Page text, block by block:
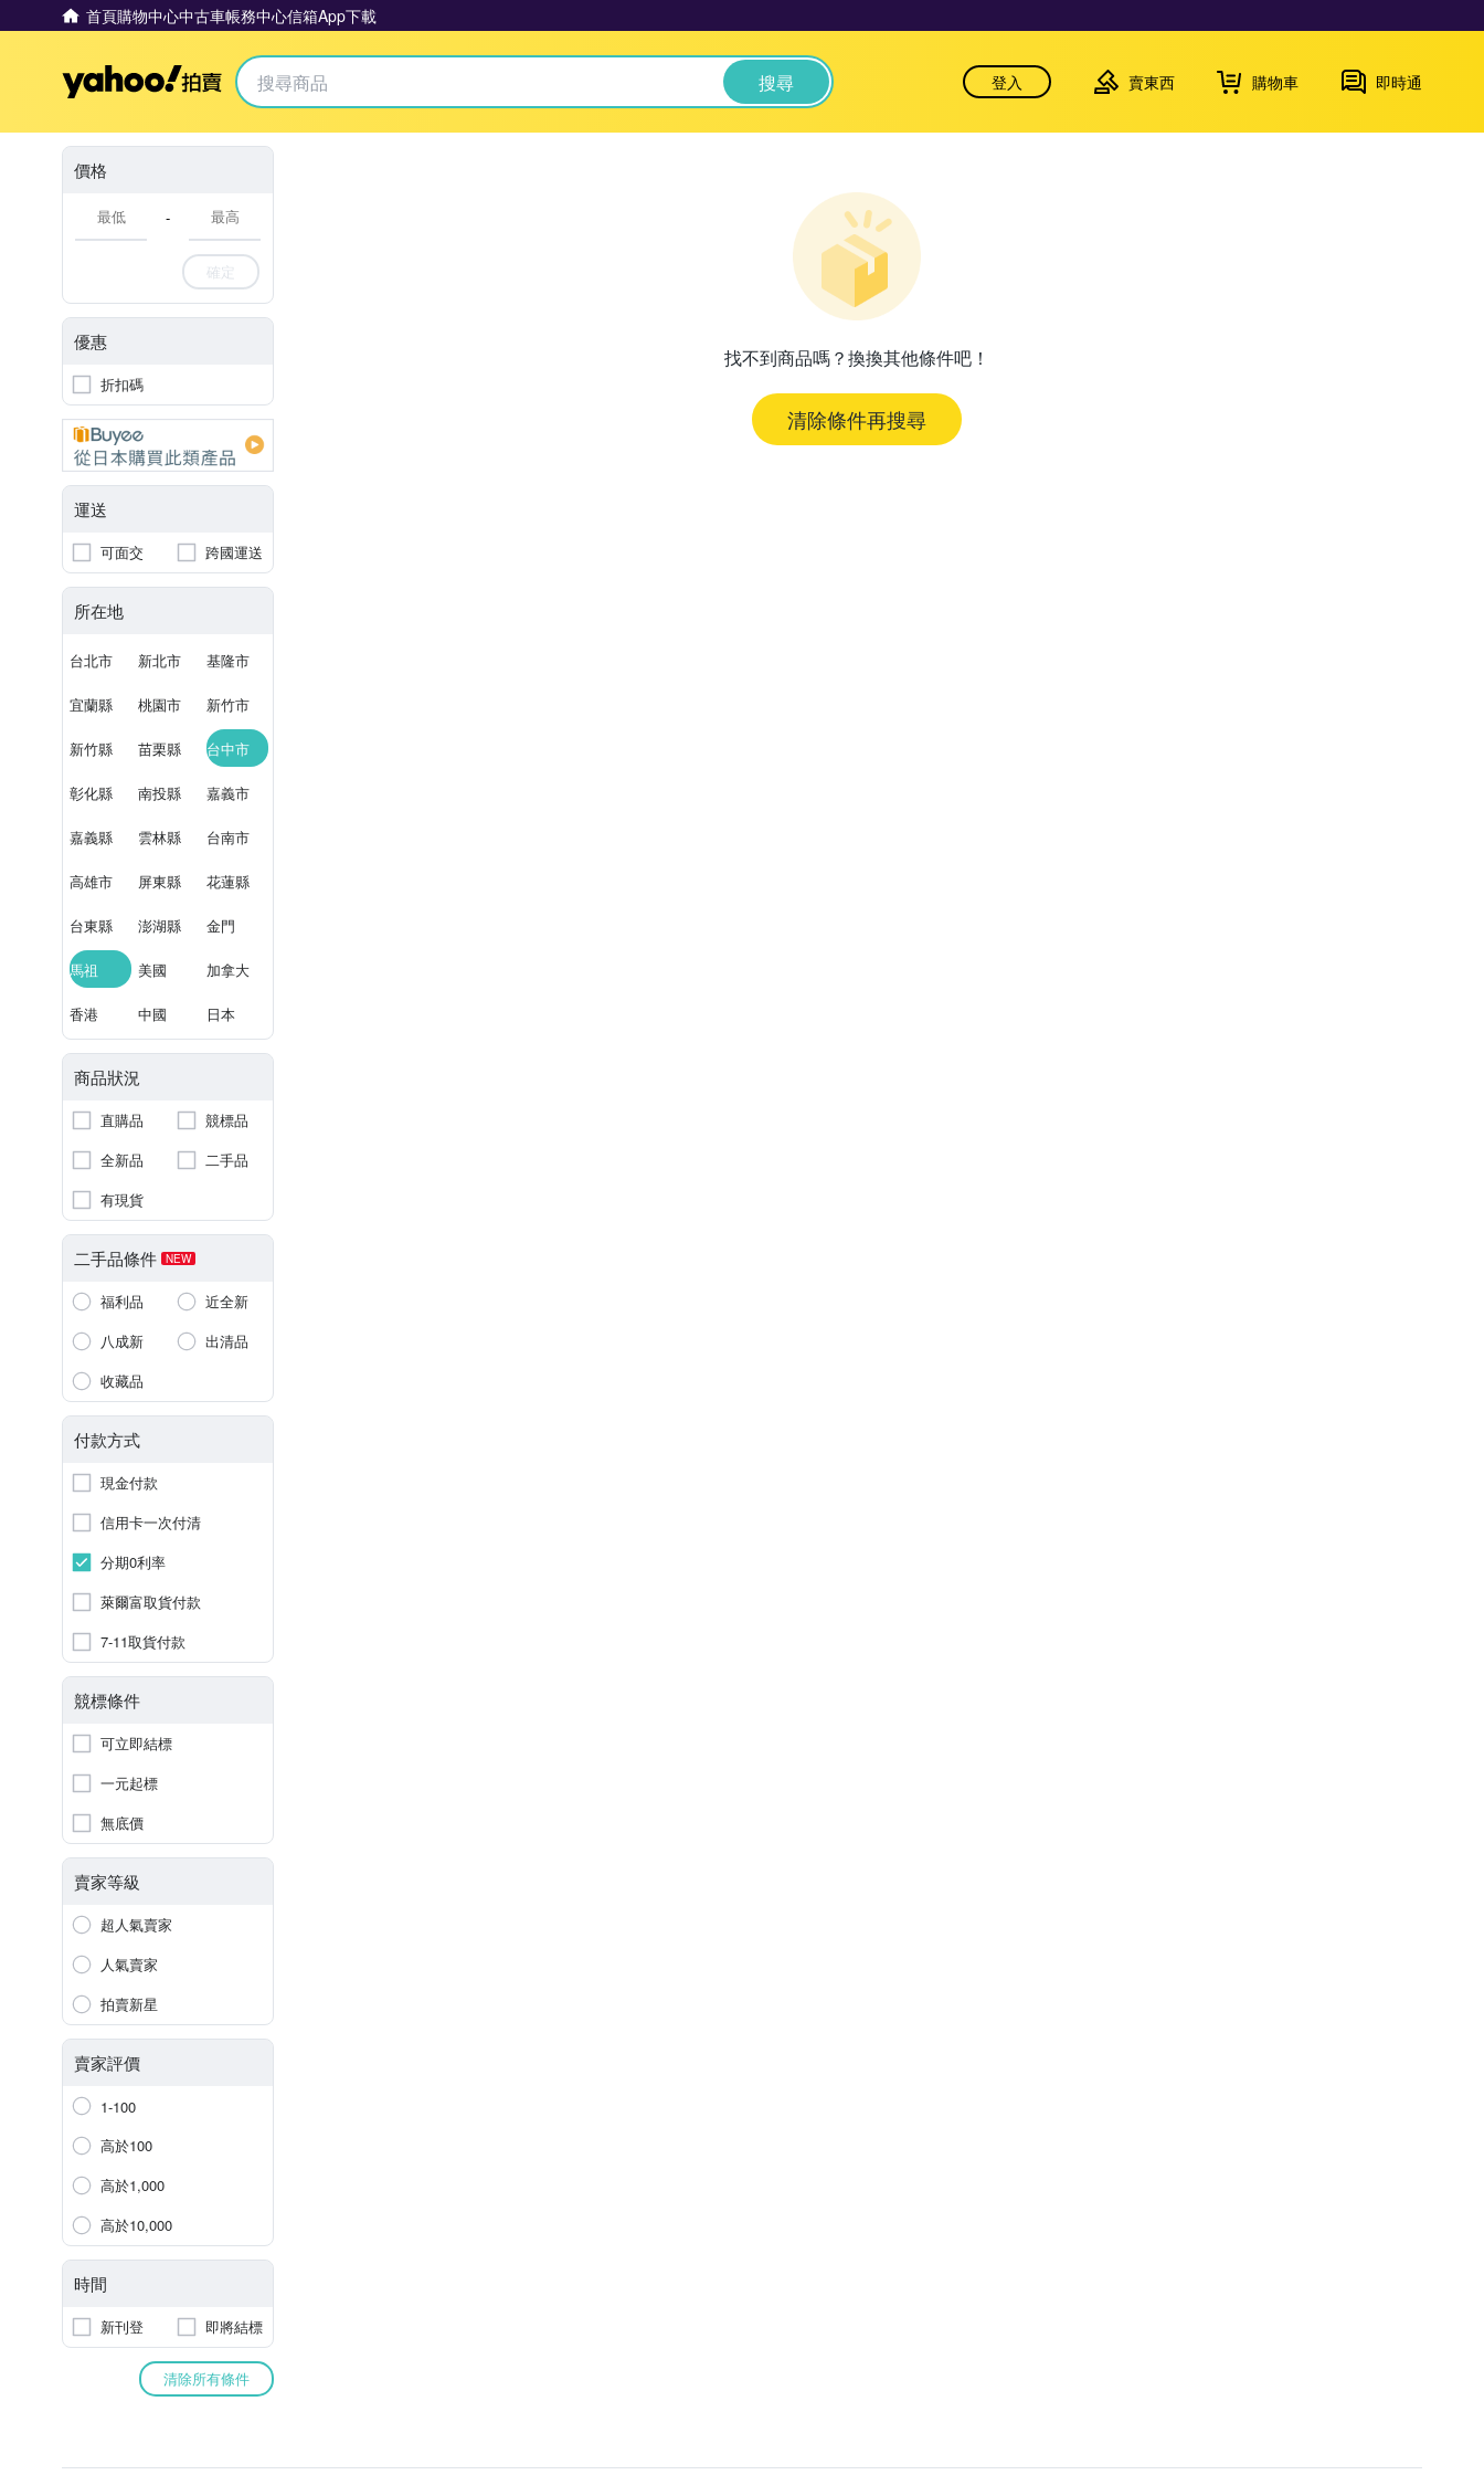
首頁購物中心中古車帳務中心信箱App下載
Yahoo拍賣 搜尋 登入 賣東西 購物車 即時通
價格
-
確定
優惠
折扣碼
運送
可面交 跨國運送
所在地
台北市 新北市 基隆市
宜蘭縣 桃園市 新竹市
新竹縣 苗栗縣 台中市
彰化縣 南投縣 嘉義市
嘉義縣 雲林縣 台南市
高雄市 屏東縣 花蓮縣
台東縣 澎湖縣 金門
馬祖 美國 加拿大
香港 中國 日本
商品狀況
直購品
競標品
全新品
二手品
有現貨
二手品條件 NEW
福利品
近全新
八成新
出清品
收藏品
付款方式
現金付款
信用卡一次付清
分期0利率
萊爾富取貨付款
7-11取貨付款
競標條件
可立即結標
一元起標
無底價
賣家等級
超人氣賣家
人氣賣家
拍賣新星
賣家評價
1-100
高於100
高於1,000
高於10,000
時間
新刊登 即將結標
清除所有條件
找不到商品嗎？換換其他條件吧！
清除條件再搜尋